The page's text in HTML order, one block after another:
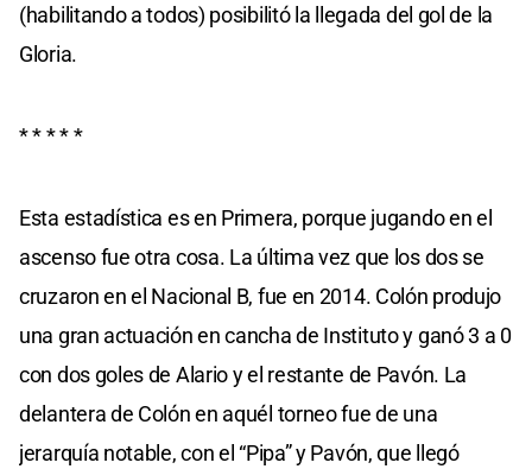
(habilitando a todos) posibilitó la llegada del gol de la
Gloria.
* * * * *
Esta estadística es en Primera, porque jugando en el
ascenso fue otra cosa. La última vez que los dos se
cruzaron en el Nacional B, fue en 2014. Colón produjo
una gran actuación en cancha de Instituto y ganó 3 a 0
con dos goles de Alario y el restante de Pavón. La
delantera de Colón en aquél torneo fue de una
jerarquía notable, con el “Pipa” y Pavón, que llegó